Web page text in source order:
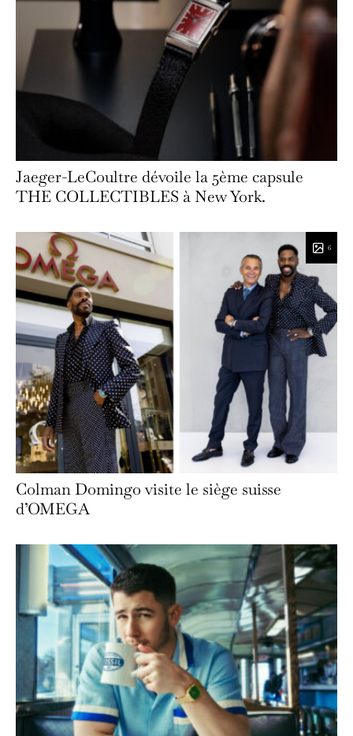
Jaeger-LeCoultre dévoile la 5ème capsule
THE COLLECTIBLES à New York.
6
Colman Domingo visite le siège suisse
d’OMEGA